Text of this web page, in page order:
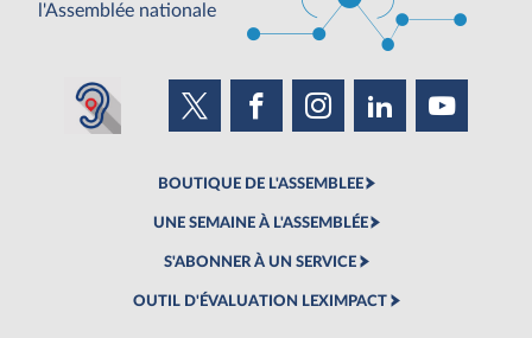
l'Assemblée nationale
BOUTIQUE DE L'ASSEMBLEE
UNE SEMAINE À L'ASSEMBLÉE
S'ABONNER À UN SERVICE
OUTIL D'ÉVALUATION LEXIMPACT